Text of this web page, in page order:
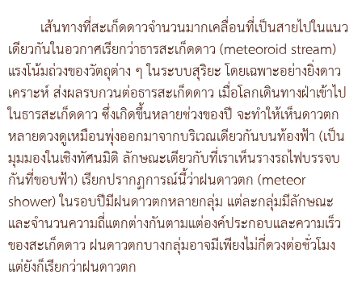
เส้นทางที่สะเก็ดดาวจำนวนมากเคลื่อนที่เป็นสายไปในแนว
เดียวกันในอวกาศเรียกว่าธารสะเก็ดดาว (meteoroid stream)
แรงโน้มถ่วงของวัตถุต่าง ๆ ในระบบสุริยะ โดยเฉพาะอย่างยิ่งดาว
เคราะห์ ส่งผลรบกวนต่อธารสะเก็ดดาว เมื่อโลกเดินทางฝ่าเข้าไป
ในธารสะเก็ดดาว ซึ่งเกิดขึ้นหลายช่วงของปี จะทำให้เห็นดาวตก
หลายดวงดูเหมือนพุ่งออกมาจากบริเวณเดียวกันบนท้องฟ้า (เป็น
มุมมองในเชิงทัศนมิติ ลักษณะเดียวกับที่เราเห็นรางรถไฟบรรจบ
กันที่ขอบฟ้า) เรียกปรากฏการณ์นี้ว่าฝนดาวตก (meteor
shower) ในรอบปีมีฝนดาวตกหลายกลุ่ม แต่ละกลุ่มมีลักษณะ
และจำนวนความถี่แตกต่างกันตามแต่องค์ประกอบและความเร็ว
ของสะเก็ดดาว ฝนดาวตกบางกลุ่มอาจมีเพียงไม่กี่ดวงต่อชั่วโมง
แต่ยังก็เรียกว่าฝนดาวตก